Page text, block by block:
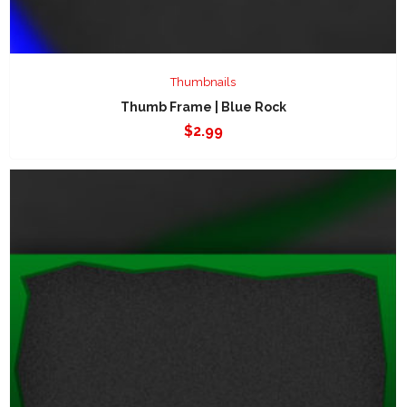
Thumbnails
Thumb Frame | Blue Rock
$2.99